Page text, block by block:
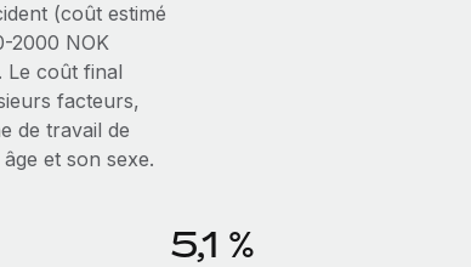
(coût estimé
2000 NOK
Le coût final
facteurs,
de travail de
et son sexe.
5,1 %